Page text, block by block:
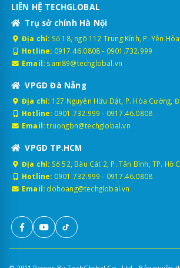
LIÊN HỆ TECHGLOBAL
Trụ sở chính Hà Nội
Địa chỉ: Số 18, ngõ 112 Trung Kính, P. Yên
Hotline: 0917.46.0808- 0901.732.999
Email: sam89@techglobal.vn
VPGD Đà Nẵng
Địa chỉ: 127 Nguyễn Hữu Dật, P. Hòa Cường,
Hotline: 0901.732.999 - 0917.46.0808
Email: truongbn@techglobal.vn
VPGD TP.HCM
Địa chỉ: Số 52, Bàu Cát 2, P. Tân Bình, TP. Hồ
Hotline: 0901.732.999 - 0917.46.0808
Email: dohoang@techglobal.vn